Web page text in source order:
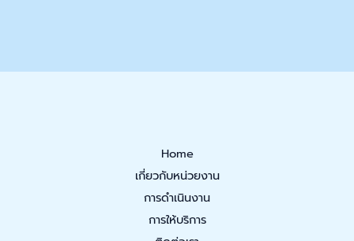
Home
เกี่ยวกับหน่วยงาน
การดำเนินงาน
การให้บริการ